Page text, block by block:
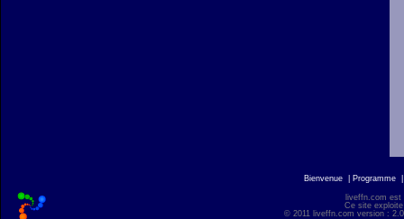
Bienvenue Programme
liveffn.com est
Ce site
© 2011 liveffn.com version :